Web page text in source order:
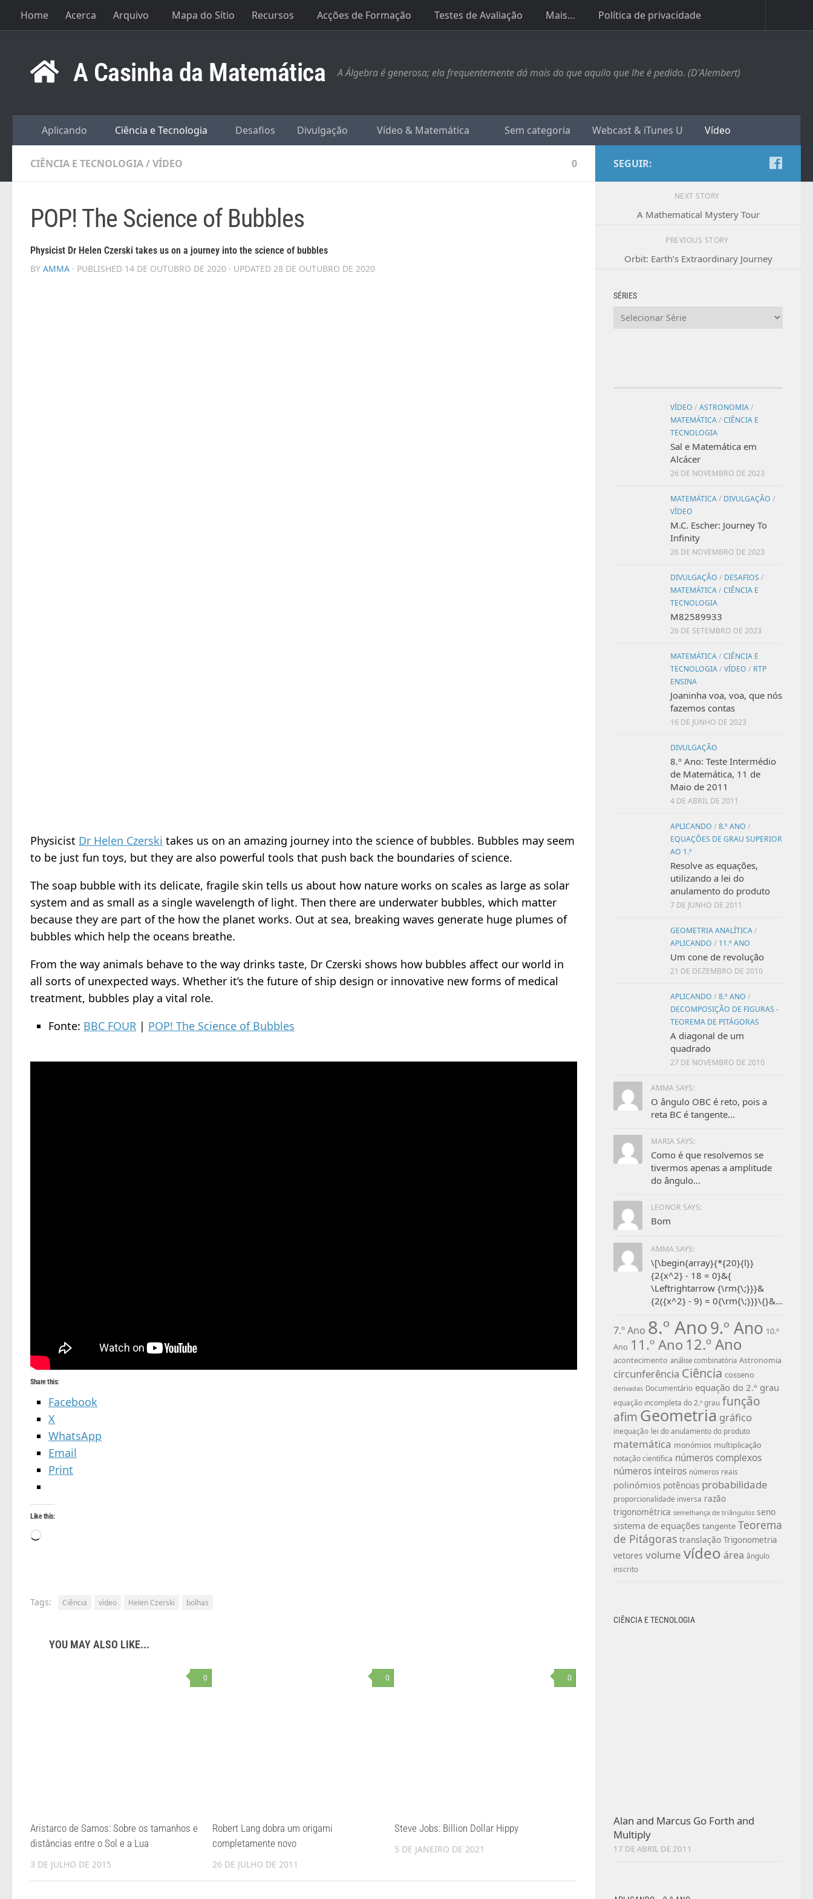
Skip to content
Home Acerca Arquivo Mapa do Sítio Recursos Acções de Formação Testes de Avaliação Mais… Política de privacidade
A Casinha da Matemática A Álgebra é generosa; ela frequentemente dá mais do que aquilo que lhe é pedido. (D'Alembert)
Aplicando Ciência e Tecnologia Desafios Divulgação Vídeo & Matemática Sem categoria Webcast & iTunes U Vídeo
CIÊNCIA E TECNOLOGIA/VÍDEO 0
POP! The Science of Bubbles
Physicist Dr Helen Czerski takes us on a journey into the science of bubbles
BY AMMA · PUBLISHED 14 DE OUTUBRO DE 2020 · UPDATED 28 DE OUTUBRO DE 2020
Physicist Dr Helen Czerski takes us on an amazing journey into the science of bubbles. Bubbles may seem
to be just fun toys, but they are also powerful tools that push back the boundaries of science.
The soap bubble with its delicate, fragile skin tells us about how nature works on scales as large as solar
system and as small as a single wavelength of light. Then there are underwater bubbles, which matter
because they are part of the how the planet works. Out at sea, breaking waves generate huge plumes of
bubbles which help the oceans breathe.
From the way animals behave to the way drinks taste, Dr Czerski shows how bubbles affect our world in
all sorts of unexpected ways. Whether it’s the future of ship design or innovative new forms of medical
treatment, bubbles play a vital role.
Fonte: BBC FOUR | POP! The Science of Bubbles
Share this:
Facebook
X
WhatsApp
Email
Print
Like this:
Loading…
Tags: Ciência vídeo Helen Czerski bolhas
YOU MAY ALSO LIKE...
0
Aristarco de Samos: Sobre os tamanhos e
distâncias entre o Sol e a Lua
3 DE JULHO DE 2015
0
Robert Lang dobra um origami
completamente novo
26 DE JULHO DE 2011
0
Steve Jobs: Billion Dollar Hippy
5 DE JANEIRO DE 2021
SEGUIR:
NEXT STORY
A Mathematical Mystery Tour
PREVIOUS STORY
Orbit: Earth’s Extraordinary Journey
SÉRIES
VÍDEO / ASTRONOMIA/
MATEMÁTICA/ CIÊNCIA E
TECNOLOGIA
Sal e Matemática em
Alcácer
26 DE NOVEMBRO DE 2023
MATEMÁTICA/ DIVULGAÇÃO /
VÍDEO
M.C. Escher: Journey To
Infinity
26 DE NOVEMBRO DE 2023
DIVULGAÇÃO / DESAFIOS /
MATEMÁTICA/ CIÊNCIA E
TECNOLOGIA
M82589933
26 DE SETEMBRO DE 2023
MATEMÁTICA/ CIÊNCIA E
TECNOLOGIA/ VÍDEO / RTP
ENSINA
Joaninha voa, voa, que nós
fazemos contas
16 DE JUNHO DE 2023
DIVULGAÇÃO
8.º Ano: Teste Intermédio
de Matemática, 11 de
Maio de 2011
4 DE ABRIL DE 2011
APLICANDO / 8.º ANO /
EQUAÇÕES DE GRAU SUPERIOR
AO 1.º
Resolve as equações,
utilizando a lei do
anulamento do produto
7 DE JUNHO DE 2011
GEOMETRIA ANALÍTICA/
APLICANDO / 11.º ANO
Um cone de revolução
21 DE DEZEMBRO DE 2010
APLICANDO / 8.º ANO /
DECOMPOSIÇÃO DE FIGURAS -
TEOREMA DE PITÁGORAS
A diagonal de um
quadrado
27 DE NOVEMBRO DE 2010
AMMA SAYS:
O ângulo OBC é reto, pois a
reta BC é tangente...
MARIA SAYS:
Como é que resolvemos se
tivermos apenas a amplitude
do ângulo...
LEONOR SAYS:
Bom
AMMA SAYS:
\[\begin{array}{*{20}{l}}
{2{x^2} - 18 = 0}&{
\Leftrightarrow {\rm{\;}}}&
{2({x^2} - 9) = 0{\rm{\;}}}\{}&...
7.º Ano 8.º Ano9.º Ano 10.º
Ano 11.º Ano 12.º Ano
acontecimento análise combinatória Astronomia
circunferência Ciência cosseno
derivadas Documentário equação do 2.º grau
equação incompleta do 2.º grau função
afim Geometria gráfico
inequação lei do anulamento do produto
matemática monómios multiplicação
notação científica números complexos
números inteiros números reais
polinómios potências probabilidade
proporcionalidade inversa razão
trigonométrica semelhança de triângulos seno
sistema de equações tangente Teorema
de Pitágoras translação Trigonometria
vetores volume vídeo área ângulo
inscrito
CIÊNCIA E TECNOLOGIA
Alan and Marcus Go Forth and
Multiply
17 DE ABRIL DE 2011